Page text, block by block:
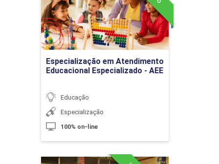
Aspectos do Ensino de Geografia
10h
A Geografia no Ensino Fundamental
10h
Especialização em Atendimento
Educacional Especializado - AEE
Educação
Especialização
100% on-line
Detalhes do curso